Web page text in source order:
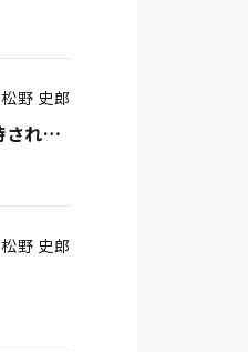
松野 史郎
ファミリービジネスの持続可能性を高めるファミリーガバナンスと金融機関に期待される役割
松野 史郎